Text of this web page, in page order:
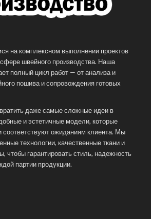
на комплексном выполнении проектов
швейного производства. Наша
полный цикл работ — от анализа и
пошива и сопровождения готовых
даже самые сложные идеи в
и эстетичные модели, которые
соответствуют ожиданиям клиента. Мы
технологии, качественные ткани и
чтобы гарантировать стиль, надежность
партии продукции.